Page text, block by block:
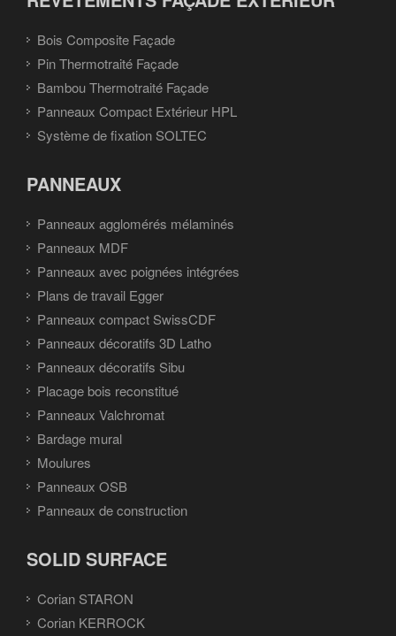
Bois Composite Façade
Pin Thermotraité Façade
Bambou Thermotraité Façade
Panneaux Compact Extérieur HPL
Système de fixation SOLTEC
PANNEAUX
Panneaux agglomérés mélaminés
Panneaux MDF
Panneaux avec poignées intégrées
Plans de travail Egger
Panneaux compact SwissCDF
Panneaux décoratifs 3D Latho
Panneaux décoratifs Sibu
Placage bois reconstitué
Panneaux Valchromat
Bardage mural
Moulures
Panneaux OSB
Panneaux de construction
SOLID SURFACE
Corian STARON
Corian KERROCK